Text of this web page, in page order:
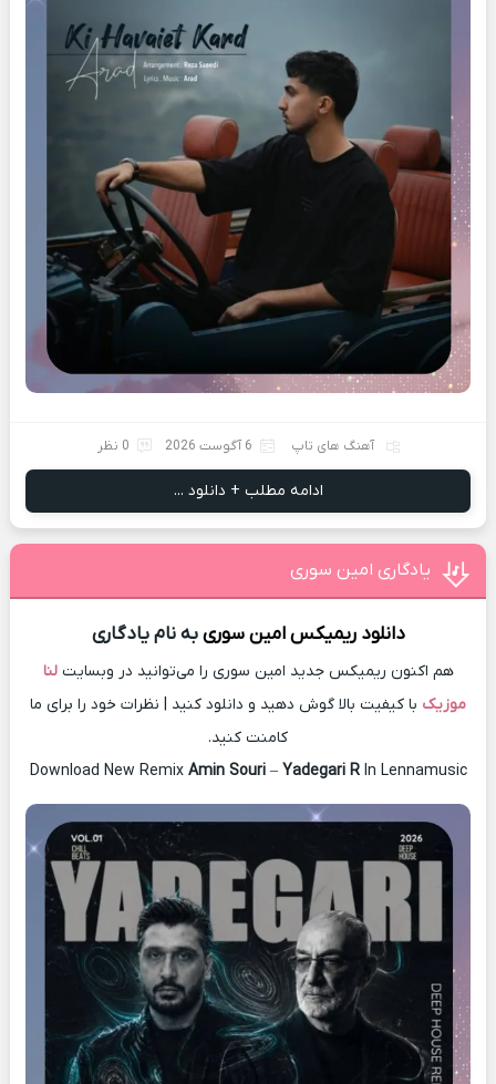
آهنگ های تاپ 6 آگوست 2026 0 نظر
ادامه مطلب + دانلود ...
یادگاری امین سوری
دانلود ریمیکس امین سوریبه نام یادگاری
هم اکنون ریمیکس جدید امین سوری را می‌توانید در وبسایتلنا
موزیک با کیفیت بالا گوش دهید و دانلود کنید | نظرات خود را برای ما
کامنت کنید.
Download New Remix Amin Souri– Yadegari RIn Lennamusic